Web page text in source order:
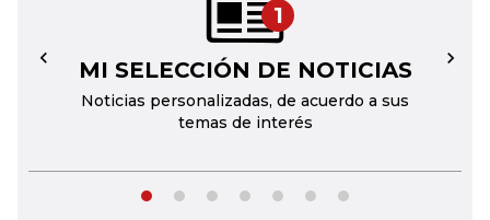
1
MI SELECCIÓN DE NOTICIAS
Noticias personalizadas, de acuerdo a sus
temas de interés
← →